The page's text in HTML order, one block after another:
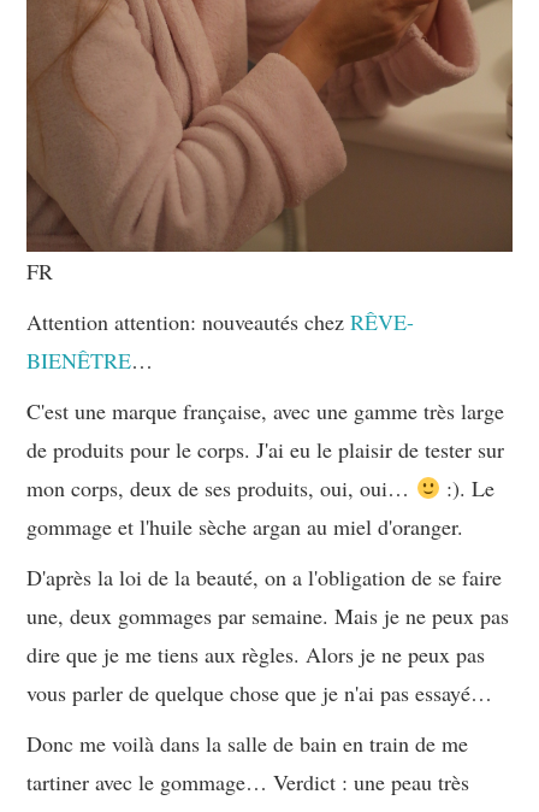
FR
Attention attention: nouveautés chezRÊVE-
BIENÊTRE…
C'est une marque française, avec une gamme très large
de produits pour le corps. J'ai eu le plaisir de tester sur
mon corps, deux de ses produits, oui, oui…
:). Le
gommage et l'huile sèche argan au miel d'oranger.
D'après la loi de la beauté, on a l'obligation de se faire
une, deux gommages par semaine. Mais je ne peux pas
dire que je me tiens aux règles. Alors je ne peux pas
vous parler de quelque chose que je n'ai pas essayé…
Donc me voilà dans la salle de bain en train de me
tartiner avec le gommage… Verdict : une peau très